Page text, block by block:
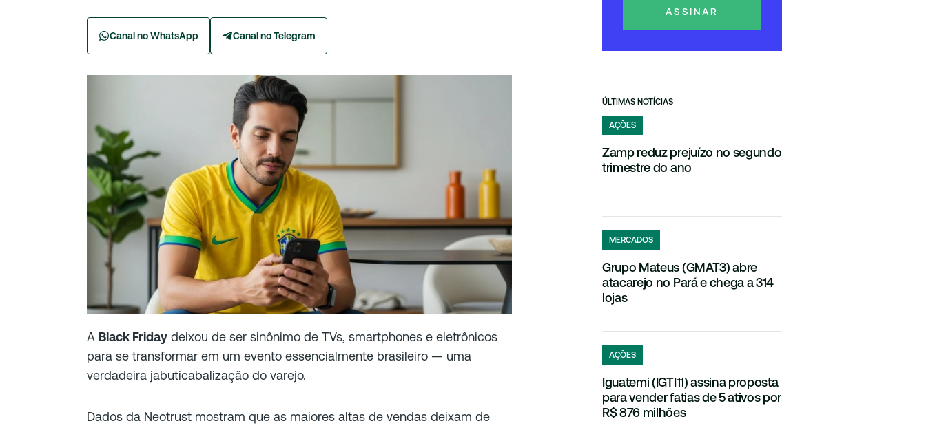
Canal no WhatsApp Canal no Telegram
A Black Friday deixou de ser sinônimo de TVs, smartphones e eletrônicos
para se transformar em um evento essencialmente brasileiro — uma
verdadeira jabuticabalização do varejo.
Dados da Neotrust mostram que as maiores altas de vendas deixam de
ASSINAR
ÚLTIMAS NOTÍCIAS
AÇÕES
Zamp reduz prejuízo no segundo
trimestre do ano
MERCADOS
Grupo Mateus (GMAT3) abre
atacarejo no Pará e chega a 314
lojas
AÇÕES
Iguatemi (IGTI11) assina proposta
para vender fatias de 5 ativos por
R$ 876 milhões